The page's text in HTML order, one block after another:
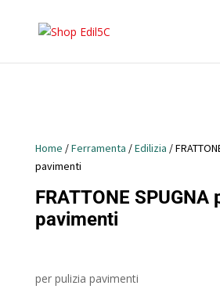
Home /Ferramenta /Edilizia /
pavimenti
FRATTONE SPUGNA
pavimenti
per pulizia pavimenti